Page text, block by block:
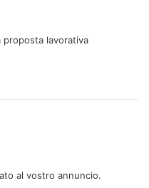
lavorativa
al vostro annuncio.